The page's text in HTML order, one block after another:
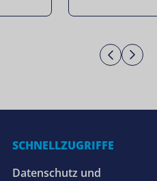
SCHNELLZUGRIFFE
Datenschutz und